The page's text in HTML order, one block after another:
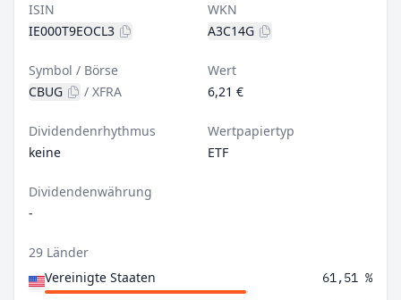
ISIN
IE000T9EOCL3
WKN
A3C14G
Symbol / Börse
CBUG
/ XFRA
Wert
6,21 €
Dividendenrhythmus
keine
Wertpapiertyp
ETF
Dividendenwährung
-
29 Länder
Vereinigte Staaten
61,51 %